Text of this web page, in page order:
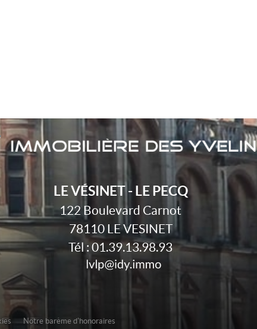
LE VÉSINET - LE PECQ
122 Boulevard Carnot
78110 LE VESINET
Tél :01.39.13.98.93
Notre barème d'honoraires